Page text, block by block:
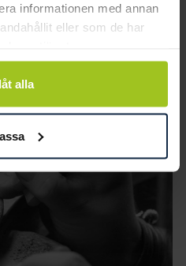
informationen med annan
eller som de har
alla